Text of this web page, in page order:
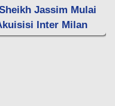
Jassim Mulai
Inter Milan